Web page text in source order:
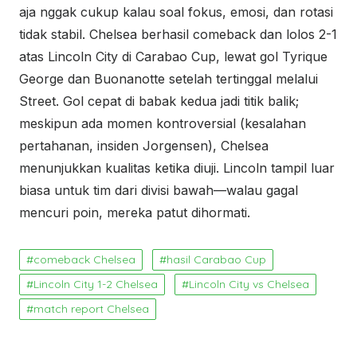
aja nggak cukup kalau soal fokus, emosi, dan rotasi
tidak stabil. Chelsea berhasil comeback dan lolos 2-1
atas Lincoln City di Carabao Cup, lewat gol Tyrique
George dan Buonanotte setelah tertinggal melalui
Street. Gol cepat di babak kedua jadi titik balik;
meskipun ada momen kontroversial (kesalahan
pertahanan, insiden Jorgensen), Chelsea
menunjukkan kualitas ketika diuji. Lincoln tampil luar
biasa untuk tim dari divisi bawah—walau gagal
mencuri poin, mereka patut dihormati.
comeback Chelsea
hasil Carabao Cup
Lincoln City 1-2 Chelsea
Lincoln City vs Chelsea
match report Chelsea